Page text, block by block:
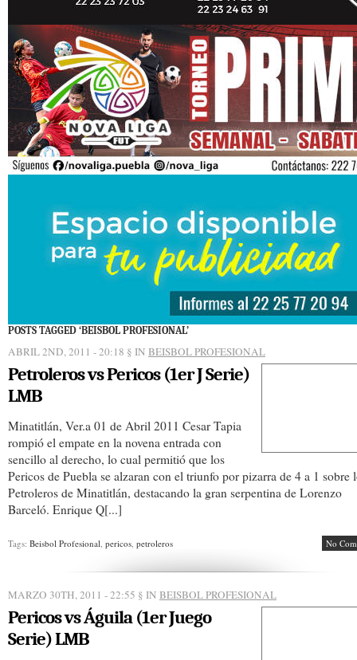
POSTS TAGGED ‘BEISBOL PROFESIONAL’
ABRIL 2ND, 2011 - 20:18 § IN BEISBOL PROFESIONAL
Petroleros vs Pericos (1er J Serie)
LMB
Minatitlán, Ver.a 01 de Abril 2011 Cesar Tapia
rompió el empate en la novena entrada con
sencillo al derecho, lo cual permitió que los
Pericos de Puebla se alzaran con el triunfo por pizarra de 4 a 1 sobre
Petroleros de Minatitlán, destacando la gran serpentina de Lorenzo
Barceló. Enrique Q[...]
Tags: Beisbol Profesional, pericos, petroleros No
MARZO 30TH, 2011 - 22:55 § IN BEISBOL PROFESIONAL
Pericos vs Águila (1er Juego
Serie) LMB